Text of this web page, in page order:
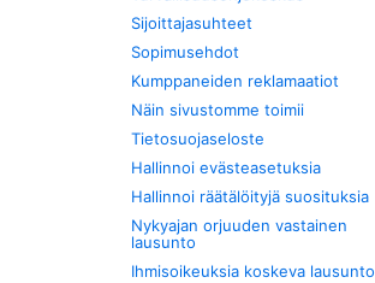
Sijoittajasuhteet
Sopimusehdot
Kumppaneiden reklamaatiot
Näin sivustomme toimii
Tietosuojaseloste
Hallinnoi evästeasetuksia
Hallinnoi räätälöityjä suosituksia
Nykyajan orjuuden vastainen
lausunto
Ihmisoikeuksia koskeva lausunto